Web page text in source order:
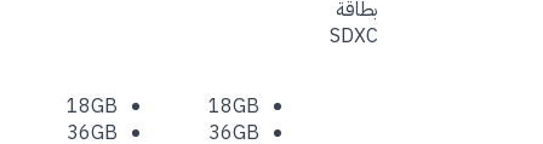
SDXC
18GB‏
18GB‏